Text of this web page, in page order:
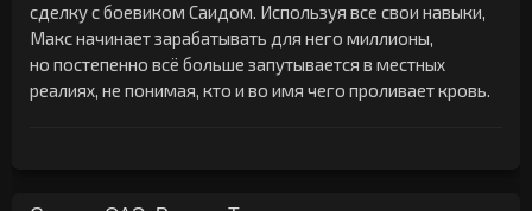
сделку с боевиком Саидом. Используя все свои навыки,
Макс начинает зарабатывать для него миллионы,
но постепенно всё больше запутывается в местных
реалиях, не понимая, кто и во имя чего проливает кровь.